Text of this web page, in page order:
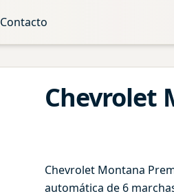
Contacto
Chevrolet
Chevrolet Montana
automática de 6